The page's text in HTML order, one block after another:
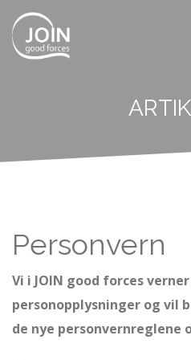
Personvern
Vi i JOIN good forces
personopplysninger og vil
de nye personvernreglene